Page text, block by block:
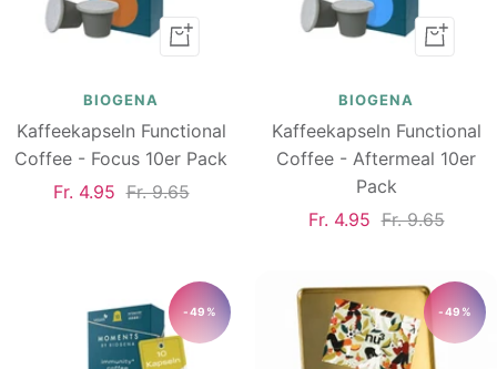
In
BIOGENA
Kaffeekapseln Functional
Coffee - Focus 10er Pack
Angebotspreis
Fr. 4.95 Regulärer
Fr. 9.65
In
BIOGENA
Kaffeekapseln Functional
Coffee - Aftermeal 10er
Pack
Angebotspreis
Fr. 4.95 Regulärer
Fr. 9.65
-49% -49%